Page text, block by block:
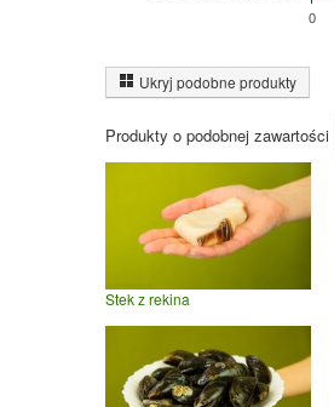
0
Ukryj podobne produkty
Produkty o podobnej zawartości
Stek z rekina